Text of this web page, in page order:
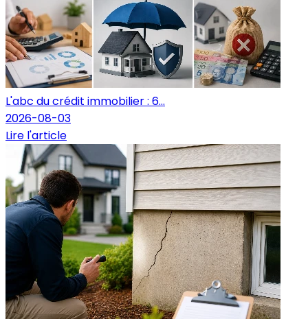
L'abc du crédit immobilier : 6...
2026-08-03
Lire l'article